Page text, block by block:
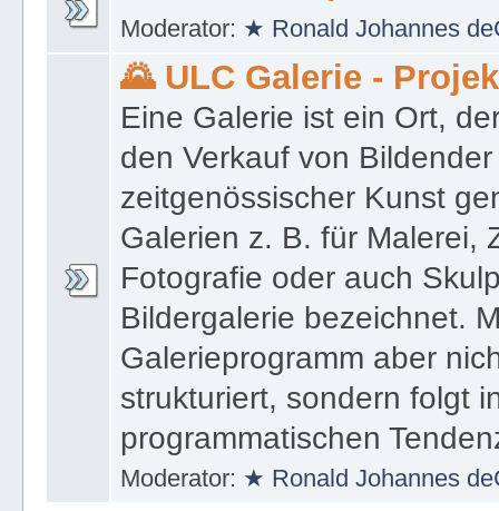
Moderator: ★ Ronald Johannes
🌄 ULC Galerie -
Eine Galerie ist ein Ort,
den Verkauf von
zeitgenössischer Kunst
Galerien z. B. für Malerei,
Fotografie oder auch
Bildergalerie bezeichnet.
Galerieprogramm aber
strukturiert, sondern folgt
programmatischen
Moderator: ★ Ronald Johannes